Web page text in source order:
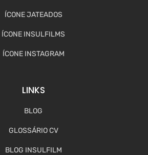
ÍCONE JATEADOS
ÍCONE INSULFILMS
ÍCONE INSTAGRAM
LINKS
BLOG
GLOSSÁRIO CV
BLOG INSULFILM